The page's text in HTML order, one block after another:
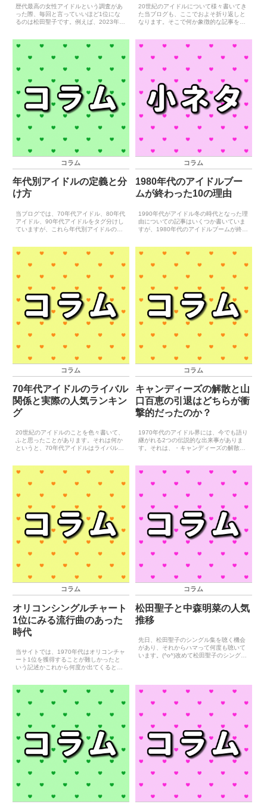
歴代最高の女性アイドルという調査があ
った際、毎回と言っていいほど1位にな
るのは松田聖子です。例えば、2023年に
ドル」は誰だ！』という調査では、松田
20世紀のアイドルについて様々書いてき
た当ブログも、ここでおよそ折り返しと
なります。そこで何か象徴的な記事を書
と考えたのですが、時代の幅が広すぎ
コラム
年代別アイドルの定義と分
け方
当ブログでは、70年代アイドル、80年代
アイドル、90年代アイドルをタグ分けし
ていますが、これら年代別アイドルの定
ルと90年代アイドルの区分けで、この区
コラム
1980年代のアイドルブー
ムが終わった10の理由
1990年代がアイドル冬の時代となった理
由についての記事はいくつか書いていま
すが、1980年代のアイドルブームが終わ
た。1990年代に何があったのかを考えた
コラム
70年代アイドルのライバル
関係と実際の人気ランキン
グ
20世紀のアイドルのことを色々書いて、
ふと思ったことがあります。それは何か
というと、70年代アイドルはライバル関
百恵』などがその代表的な例で、『ピン
コラム
キャンディーズの解散と山
口百恵の引退はどちらが衝
撃的だったのか？
1970年代のアイドル界には、今でも語り
継がれる2つの伝説的な出来事がありま
す。それは、・キャンディーズの解散・
ことは、今でもファンの間で議論される
コラム
オリコンシングルチャート
1位にみる流行曲のあった
時代
当サイトでは、1970年代はオリコンチャ
ート1位を獲得することが難しかったと
いう記述かこれから何度か出てくると思
んでいる人にとっては、なかなか理解で
コラム
松田聖子と中森明菜の人気
推移
先日、松田聖子のシングル集を聴く機会
があり、それからハマって何度も聴いて
います。(^o^)改めて松田聖子のシングル
プアイ...